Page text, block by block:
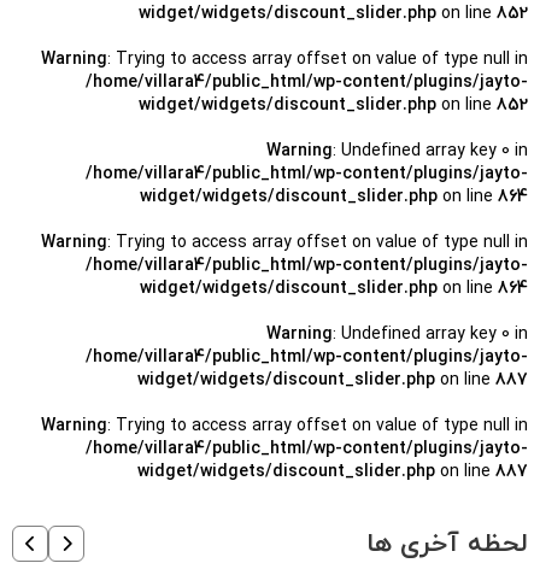
widget/widgets/discount_slider.php on line 852
Warning: Trying to access array offset on value of type null in
/home/villara4/public_html/wp-content/plugins/jayto-
widget/widgets/discount_slider.php on line 852
Warning: Undefined array key 0 in
/home/villara4/public_html/wp-content/plugins/jayto-
widget/widgets/discount_slider.php on line 864
Warning: Trying to access array offset on value of type null in
/home/villara4/public_html/wp-content/plugins/jayto-
widget/widgets/discount_slider.php on line 864
Warning: Undefined array key 0 in
/home/villara4/public_html/wp-content/plugins/jayto-
widget/widgets/discount_slider.php on line 887
Warning: Trying to access array offset on value of type null in
/home/villara4/public_html/wp-content/plugins/jayto-
widget/widgets/discount_slider.php on line 887
لحظه آخری ها